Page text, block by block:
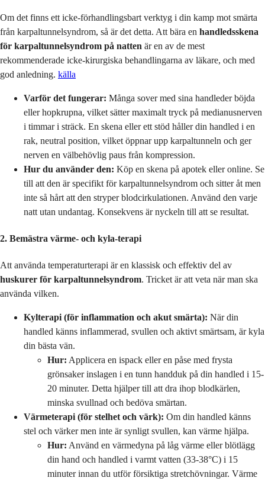
Om det finns ett icke-förhandlingsbart verktyg i din kamp mot smärta
från karpaltunnelsyndrom, så är det detta. Att bära en handledsskena
för karpaltunnelsyndrom på natten är en av de mest
rekommenderade icke-kirurgiska behandlingarna av läkare, och med
god anledning. källa
Varför det fungerar: Många sover med sina handleder böjda
eller hopkrupna, vilket sätter maximalt tryck på medianusnerven
i timmar i sträck. En skena eller ett stöd håller din handled i en
rak, neutral position, vilket öppnar upp karpaltunneln och ger
nerven en välbehövlig paus från kompression.
Hur du använder den: Köp en skena på apotek eller online. Se
till att den är specifikt för karpaltunnelsyndrom och sitter åt men
inte så hårt att den stryper blodcirkulationen. Använd den varje
natt utan undantag. Konsekvens är nyckeln till att se resultat.
2. Bemästra värme- och kyla-terapi
Att använda temperaturterapi är en klassisk och effektiv del av
huskurer för karpaltunnelsyndrom. Tricket är att veta när man ska
använda vilken.
Kylterapi (för inflammation och akut smärta): När din
handled känns inflammerad, svullen och aktivt smärtsam, är kyla
din bästa vän.
Hur: Applicera en ispack eller en påse med frysta
grönsaker inslagen i en tunn handduk på din handled i 15-
20 minuter. Detta hjälper till att dra ihop blodkärlen,
minska svullnad och bedöva smärtan.
Värmeterapi (för stelhet och värk): Om din handled känns
stel och värker men inte är synligt svullen, kan värme hjälpa.
Hur: Använd en värmedyna på låg värme eller blötlägg
din hand och handled i varmt vatten (33-38°C) i 15
minuter innan du utför försiktiga stretchövningar. Värme